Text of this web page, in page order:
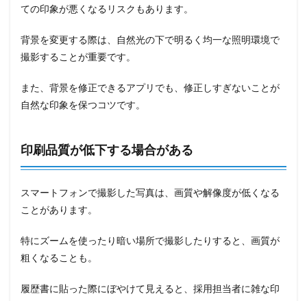
ての印象が悪くなるリスクもあります。
背景を変更する際は、自然光の下で明るく均一な照明環境で
撮影することが重要です。
また、背景を修正できるアプリでも、修正しすぎないことが
自然な印象を保つコツです。
印刷品質が低下する場合がある
スマートフォンで撮影した写真は、画質や解像度が低くなる
ことがあります。
特にズームを使ったり暗い場所で撮影したりすると、画質が
粗くなることも。
履歴書に貼った際にぼやけて見えると、採用担当者に雑な印